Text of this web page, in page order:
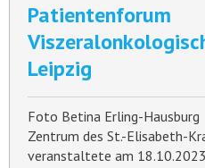
Patientenforum
Leipzig
Foto Betina Erling-
Zentrum des St.-Elisabeth-
veranstaltete am